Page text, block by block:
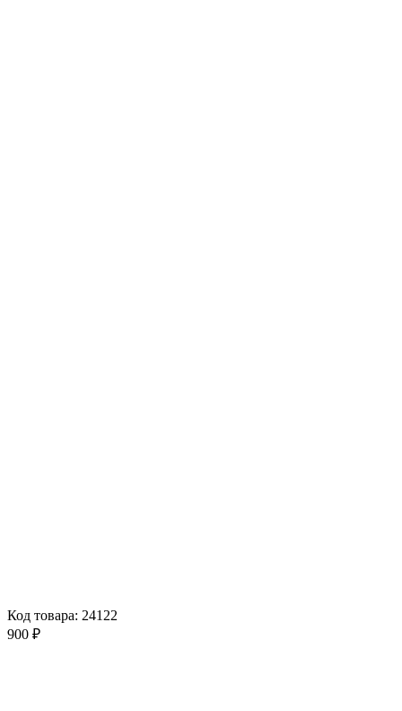
Код товара: 24122
900 ₽